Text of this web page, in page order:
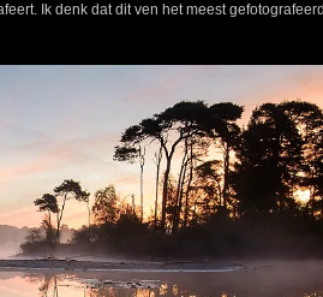
Ik denk dat dit ven het meest